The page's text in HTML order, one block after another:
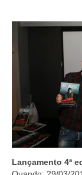
Lançamento 4ª